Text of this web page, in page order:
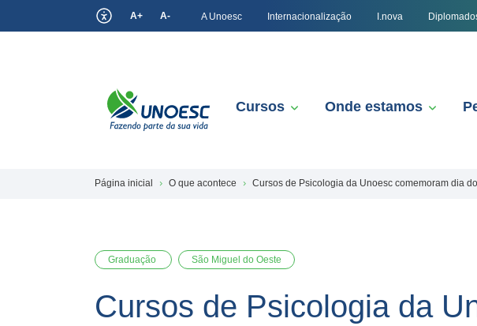
A+ A- A Unoesc Internacionalização I.nova
Cursos Onde estamos
Página inicial O que acontece Cursos de Psicologia da Unoesc comemoram dia
Graduação São Miguel do Oeste
Cursos de Psicologia da